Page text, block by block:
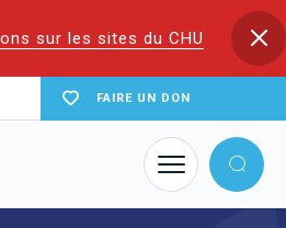
sur les sites du CHU
FAIRE UN DON
Gynécologie